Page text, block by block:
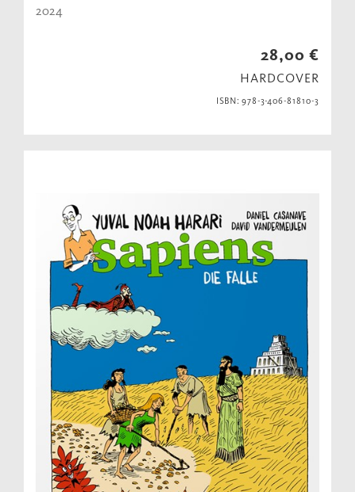
2024
28,00 €
HARDCOVER
ISBN: 978-3-406-81810-3